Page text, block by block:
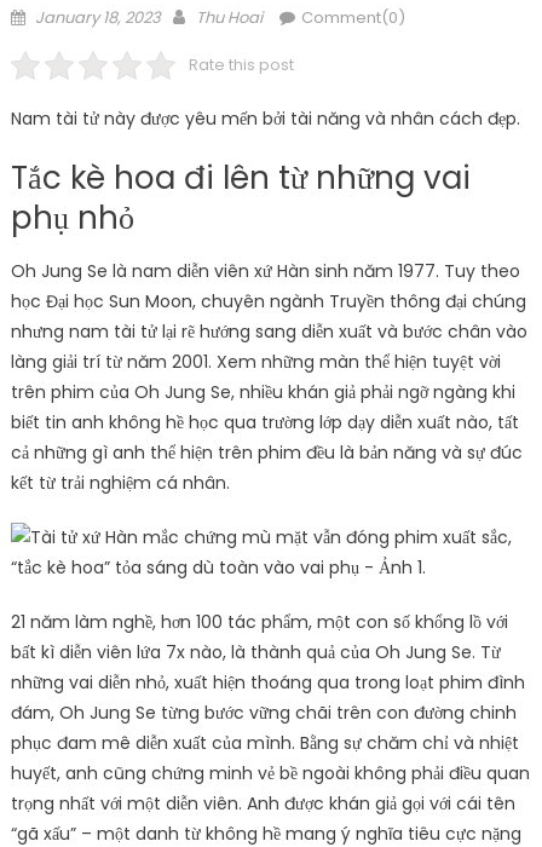
Posted
January 18, 2023 Author
Thu Hoai Comment(0)
Rate this post
Nam tài tử này được yêu mến bởi tài năng và nhân cách đẹp.
Tắc kè hoa đi lên từ những vai
phụ nhỏ
Oh Jung Se là nam diễn viên xứ Hàn sinh năm 1977. Tuy theo
học Đại học Sun Moon, chuyên ngành Truyền thông đại chúng
nhưng nam tài tử lại rẽ hướng sang diễn xuất và bước chân vào
làng giải trí từ năm 2001. Xem những màn thể hiện tuyệt vời
trên phim của Oh Jung Se, nhiều khán giả phải ngỡ ngàng khi
biết tin anh không hề học qua trường lớp dạy diễn xuất nào, tất
cả những gì anh thể hiện trên phim đều là bản năng và sự đúc
kết từ trải nghiệm cá nhân.
21 năm làm nghề, hơn 100 tác phẩm, một con số khổng lồ với
bất kì diễn viên lứa 7x nào, là thành quả của Oh Jung Se. Từ
những vai diễn nhỏ, xuất hiện thoáng qua trong loạt phim đình
đám, Oh Jung Se từng bước vững chãi trên con đường chinh
phục đam mê diễn xuất của mình. Bằng sự chăm chỉ và nhiệt
huyết, anh cũng chứng minh vẻ bề ngoài không phải điều quan
trọng nhất với một diễn viên. Anh được khán giả gọi với cái tên
“gã xấu” – một danh từ không hề mang ý nghĩa tiêu cực nặng